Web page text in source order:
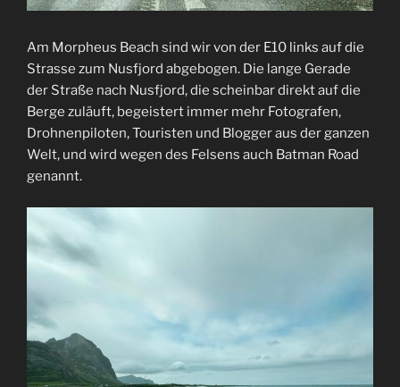
Am Morpheus Beach sind wir von der E10 links auf die
Strasse zum Nusfjord abgebogen. Die lange Gerade
der Straße nach Nusfjord, die scheinbar direkt auf die
Berge zuläuft, begeistert immer mehr Fotografen,
Drohnenpiloten, Touristen und Blogger aus der ganzen
Welt, und wird wegen des Felsens auch Batman Road
genannt.